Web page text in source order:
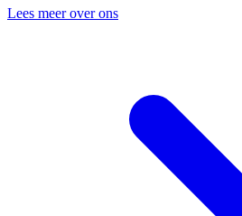
Lees meer over ons